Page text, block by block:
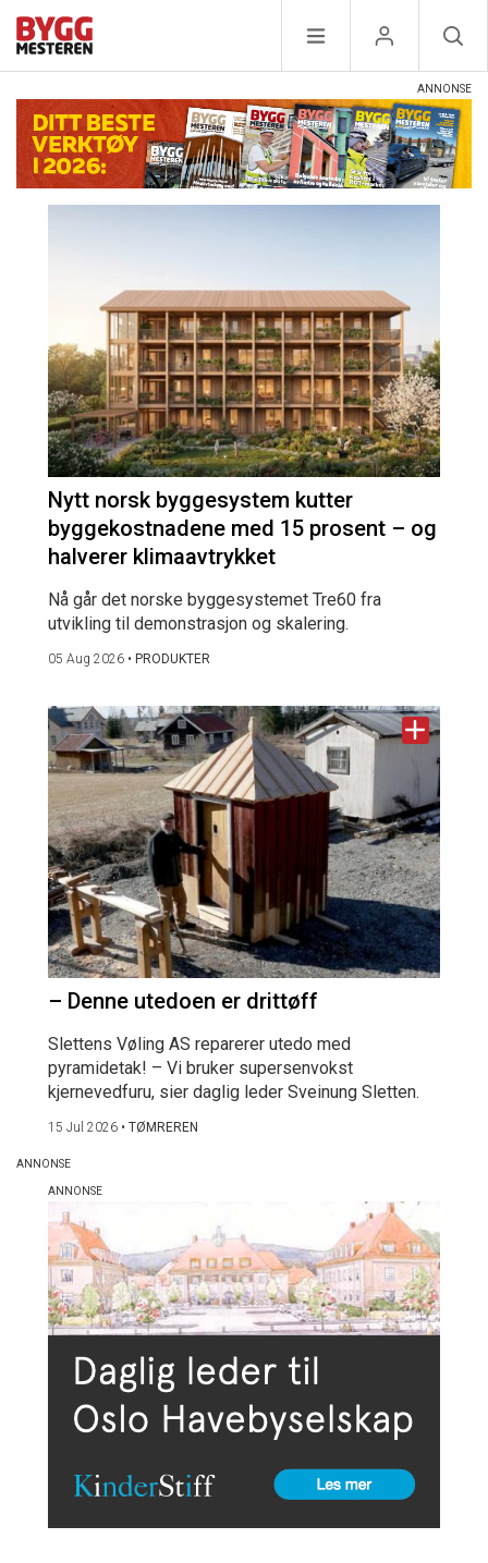
Nytt norsk byggesystem kutter
byggekostnadene med 15 prosent – og
halverer klimaavtrykket
Nå går det norske byggesystemet Tre60 fra
utvikling til demonstrasjon og skalering.
05 Aug 2026 • PRODUKTER
– Denne utedoen er drittøff
Slettens Vøling AS reparerer utedo med
pyramidetak! – Vi bruker supersenvokst
kjernevedfuru, sier daglig leder Sveinung Sletten.
15 Jul 2026 • TØMREREN